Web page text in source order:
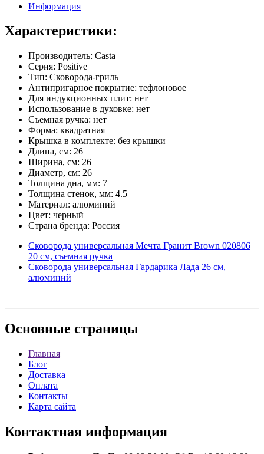
Информация
Характеристики:
Производитель: Casta
Серия: Positive
Тип: Сковорода-гриль
Антипригарное покрытие: тефлоновое
Для индукционных плит: нет
Использование в духовке: нет
Съемная ручка: нет
Форма: квадратная
Крышка в комплекте: без крышки
Длина, см: 26
Ширина, см: 26
Диаметр, см: 26
Толщина дна, мм: 7
Толщина стенок, мм: 4.5
Материал: алюминий
Цвет: черный
Страна бренда: Россия
Сковорода универсальная Мечта Гранит Brown 020806
20 см, съемная ручка
Сковорода универсальная Гардарика Лада 26 см,
алюминий
Основные страницы
Главная
Блог
Доставка
Оплата
Контакты
Карта сайта
Контактная информация